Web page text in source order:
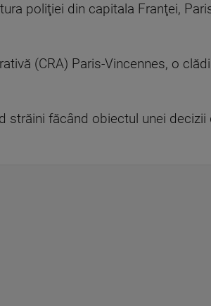
poliţiei din capitala Franţei,
(CRA) Paris-Vincennes, o
străini făcând obiectul unei